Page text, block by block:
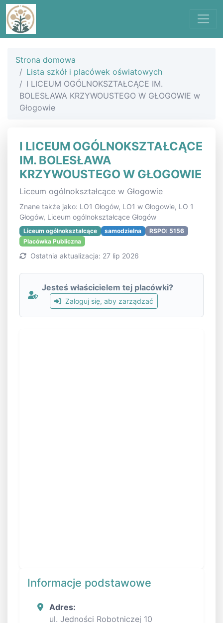
Strona domowa
Lista szkół i placówek oświatowych
I LICEUM OGÓLNOKSZTAŁCĄCE IM.
BOLESŁAWA KRZYWOUSTEGO W GŁOGOWIE w
Głogowie
I LICEUM OGÓLNOKSZTAŁCĄCE
IM. BOLESŁAWA
KRZYWOUSTEGO W GŁOGOWIE
Liceum ogólnokształcące w Głogowie
Znane także jako: LO1 Głogów, LO1 w Głogowie, LO 1
Głogów, Liceum ogólnokształcące Głogów
Liceum ogólnokształcące samodzielna
RSPO: 5156
Placówka Publiczna
Ostatnia aktualizacja: 27 lip 2026
Jesteś właścicielem tej placówki?
Zaloguj się, aby zarządzać
Informacje podstawowe
Adres:
ul. Jedności Robotniczej 10